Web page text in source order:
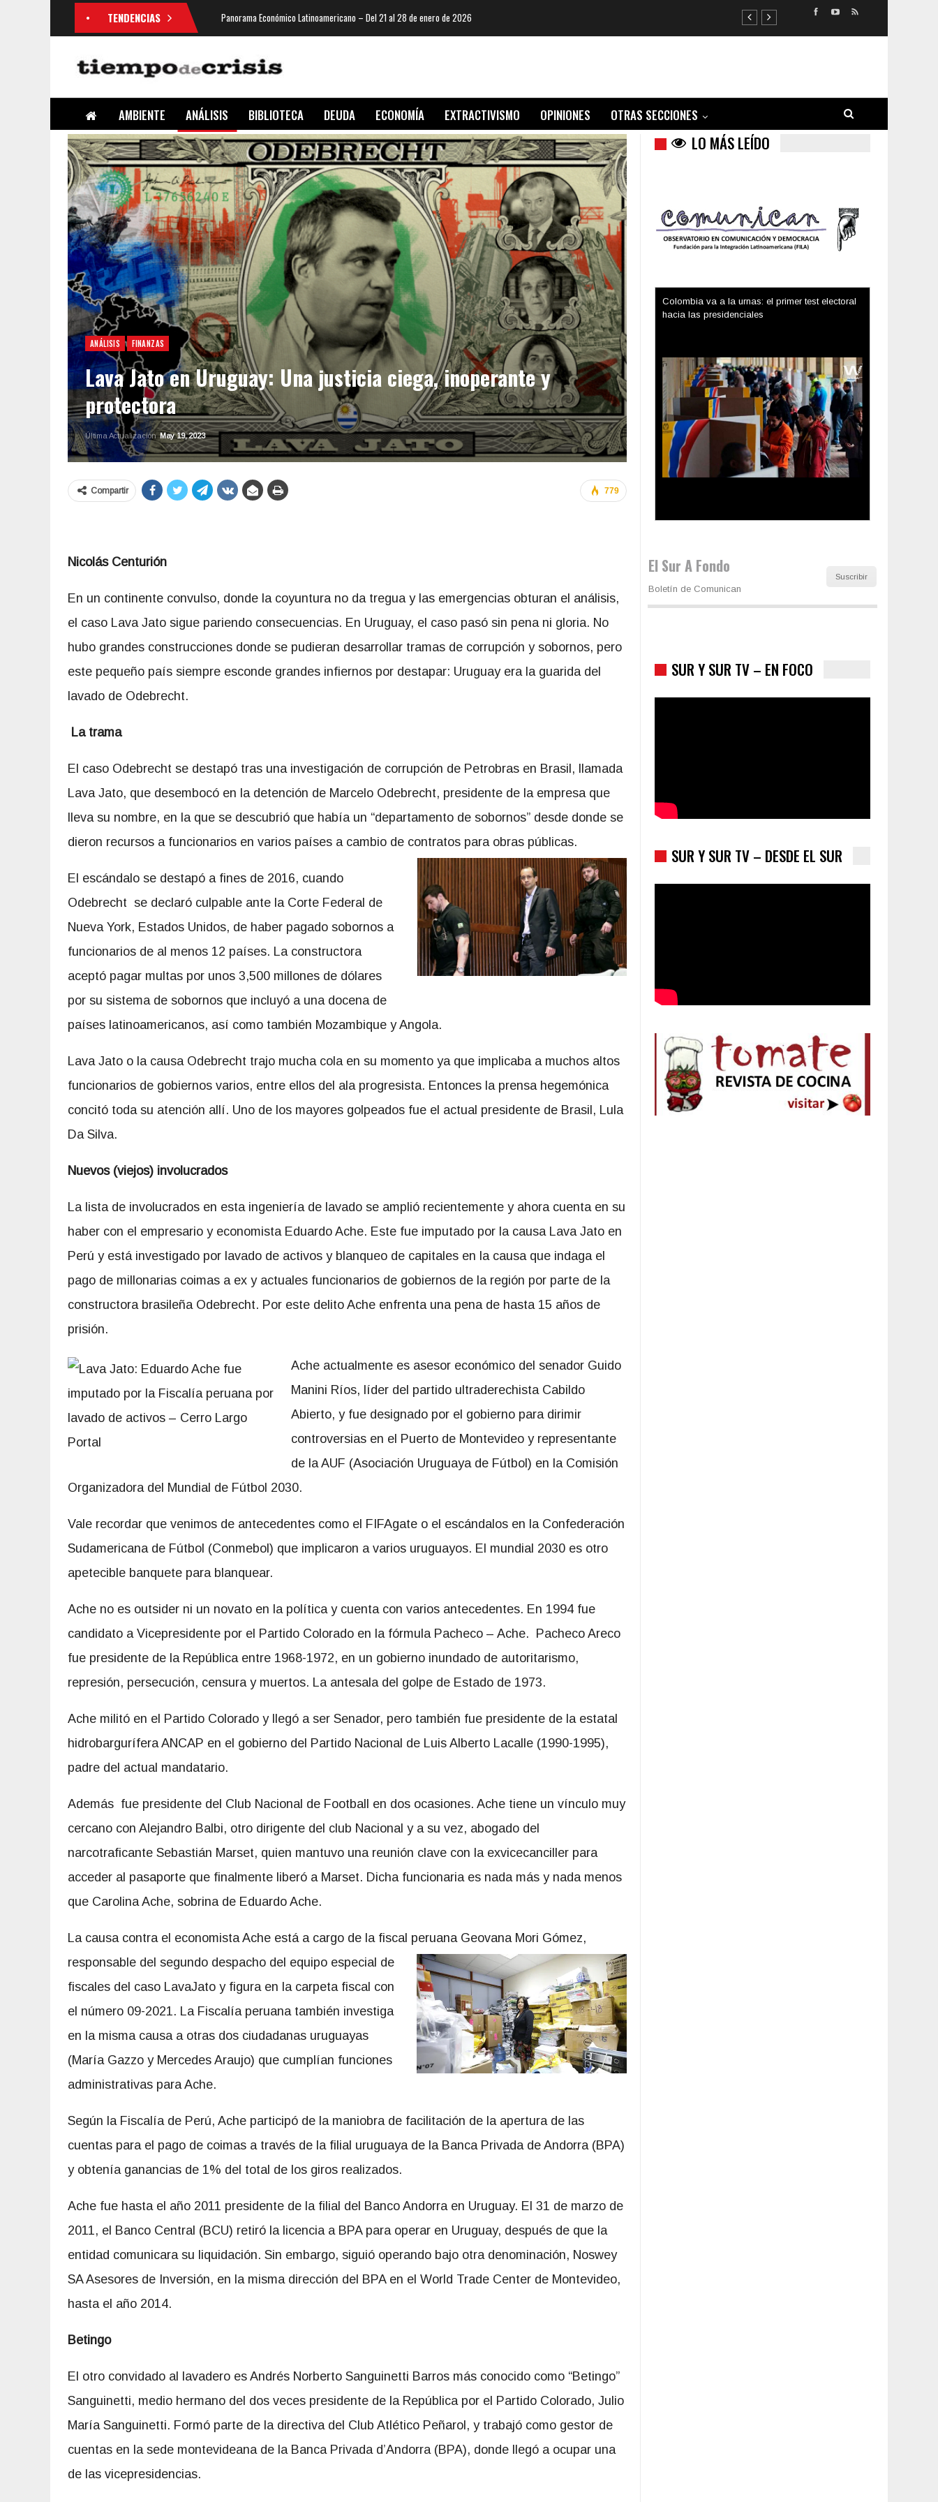
TENDENCIAS Panorama Económico Latinoamericano – Del 21 al 28 de enero de 2026
AMBIENTE ANÁLISIS BIBLIOTECA DEUDA ECONOMÍA EXTRACTIVISMO OPINIONES OTRAS SECCIONES
ANÁLISIS FINANZAS
Lava Jato en Uruguay: Una justicia ciega, inoperante y
protectora
Última ActualizaciónMay 19, 2023
779
Compartir
Nicolás Centurión
En un continente convulso, donde la coyuntura no da tregua y las emergencias obturan el análisis,
el caso Lava Jato sigue pariendo consecuencias. En Uruguay, el caso pasó sin pena ni gloria. No
hubo grandes construcciones donde se pudieran desarrollar tramas de corrupción y sobornos, pero
este pequeño país siempre esconde grandes infiernos por destapar: Uruguay era la guarida del
lavado de Odebrecht.
La trama
El caso Odebrecht se destapó tras una investigación de corrupción de Petrobras en Brasil, llamada
Lava Jato, que desembocó en la detención de Marcelo Odebrecht, presidente de la empresa que
lleva su nombre, en la que se descubrió que había un “departamento de sobornos” desde donde se
dieron recursos a funcionarios en varios países a cambio de contratos para obras públicas.
El escándalo se destapó a fines de 2016, cuando
Odebrecht se declaró culpable ante la Corte Federal de
Nueva York, Estados Unidos, de haber pagado sobornos a
funcionarios de al menos 12 países. La constructora
aceptó pagar multas por unos 3,500 millones de dólares
por su sistema de sobornos que incluyó a una docena de
países latinoamericanos, así como también Mozambique y Angola.
Lava Jato o la causa Odebrecht trajo mucha cola en su momento ya que implicaba a muchos altos
funcionarios de gobiernos varios, entre ellos del ala progresista. Entonces la prensa hegemónica
concitó toda su atención allí. Uno de los mayores golpeados fue el actual presidente de Brasil, Lula
Da Silva.
Nuevos (viejos) involucrados
La lista de involucrados en esta ingeniería de lavado se amplió recientemente y ahora cuenta en su
haber con el empresario y economista Eduardo Ache. Este fue imputado por la causa Lava Jato en
Perú y está investigado por lavado de activos y blanqueo de capitales en la causa que indaga el
pago de millonarias coimas a ex y actuales funcionarios de gobiernos de la región por parte de la
constructora brasileña Odebrecht. Por este delito Ache enfrenta una pena de hasta 15 años de
prisión.
Ache actualmente es asesor económico del senador Guido
Manini Ríos, líder del partido ultraderechista Cabildo
Abierto, y fue designado por el gobierno para dirimir
controversias en el Puerto de Montevideo y representante
de la AUF (Asociación Uruguaya de Fútbol) en la Comisión
Organizadora del Mundial de Fútbol 2030.
Vale recordar que venimos de antecedentes como el FIFAgate o el escándalos en la Confederación
Sudamericana de Fútbol (Conmebol) que implicaron a varios uruguayos. El mundial 2030 es otro
apetecible banquete para blanquear.
Ache no es outsider ni un novato en la política y cuenta con varios antecedentes. En 1994 fue
candidato a Vicepresidente por el Partido Colorado en la fórmula Pacheco – Ache. Pacheco Areco
fue presidente de la República entre 1968-1972, en un gobierno inundado de autoritarismo,
represión, persecución, censura y muertos. La antesala del golpe de Estado de 1973.
Ache militó en el Partido Colorado y llegó a ser Senador, pero también fue presidente de la estatal
hidrobargurífera ANCAP en el gobierno del Partido Nacional de Luis Alberto Lacalle (1990-1995),
padre del actual mandatario.
Además fue presidente del Club Nacional de Football en dos ocasiones. Ache tiene un vínculo muy
cercano con Alejandro Balbi, otro dirigente del club Nacional y a su vez, abogado del
narcotraficante Sebastián Marset, quien mantuvo una reunión clave con la exvicecanciller para
acceder al pasaporte que finalmente liberó a Marset. Dicha funcionaria es nada más y nada menos
que Carolina Ache, sobrina de Eduardo Ache.
La causa contra el economista Ache está a cargo de la fiscal peruana Geovana Mori Gómez,
responsable del segundo despacho del equipo especial de
fiscales del caso LavaJato y figura en la carpeta fiscal con
el número 09-2021. La Fiscalía peruana también investiga
en la misma causa a otras dos ciudadanas uruguayas
(María Gazzo y Mercedes Araujo) que cumplían funciones
administrativas para Ache.
Según la Fiscalía de Perú, Ache participó de la maniobra de facilitación de la apertura de las
cuentas para el pago de coimas a través de la filial uruguaya de la Banca Privada de Andorra (BPA)
y obtenía ganancias de 1% del total de los giros realizados.
Ache fue hasta el año 2011 presidente de la filial del Banco Andorra en Uruguay. El 31 de marzo de
2011, el Banco Central (BCU) retiró la licencia a BPA para operar en Uruguay, después de que la
entidad comunicara su liquidación. Sin embargo, siguió operando bajo otra denominación, Noswey
SA Asesores de Inversión, en la misma dirección del BPA en el World Trade Center de Montevideo,
hasta el año 2014.
Betingo
El otro convidado al lavadero es Andrés Norberto Sanguinetti Barros más conocido como “Betingo”
Sanguinetti, medio hermano del dos veces presidente de la República por el Partido Colorado, Julio
María Sanguinetti. Formó parte de la directiva del Club Atlético Peñarol, y trabajó como gestor de
cuentas en la sede montevideana de la Banca Privada d’Andorra (BPA), donde llegó a ocupar una
de las vicepresidencias.
LO MÁS LEÍDO
Trump y las drogas: la viga en los propios ojos
Los latinos le van dando la espalda a Trump